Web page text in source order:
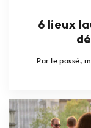
6 lieux
Par le passé,